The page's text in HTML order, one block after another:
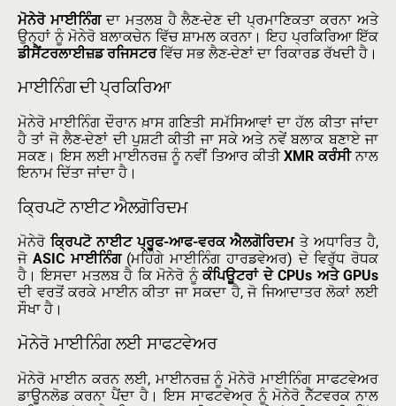
ਮੋਨੇਰੋ ਮਾਈਨਿੰਗਦਾ ਮਤਲਬ ਹੈ ਲੈਣ-ਦੇਣ ਦੀ ਪ੍ਰਮਾਣਿਕਤਾ ਕਰਨਾ ਅਤੇ
ਉਨ੍ਹਾਂ ਨੂੰ ਮੋਨੇਰੋ ਬਲਾਕਚੇਨ ਵਿੱਚ ਸ਼ਾਮਲ ਕਰਨਾ। ਇਹ ਪ੍ਰਕਿਰਿਆ ਇੱਕ
ਡੀਸੈਂਟਰਲਾਈਜ਼ਡ ਰਜਿਸਟਰਵਿੱਚ ਸਭ ਲੈਣ-ਦੇਣਾਂ ਦਾ ਰਿਕਾਰਡ ਰੱਖਦੀ ਹੈ।
ਮਾਈਨਿੰਗ ਦੀ ਪ੍ਰਕਿਰਿਆ
ਮੋਨੇਰੋ ਮਾਈਨਿੰਗ ਦੌਰਾਨ ਖ਼ਾਸ ਗਣਿਤੀ ਸਮੱਸਿਆਵਾਂ ਦਾ ਹੱਲ ਕੀਤਾ ਜਾਂਦਾ
ਹੈ ਤਾਂ ਜੋ ਲੈਣ-ਦੇਣਾਂ ਦੀ ਪੁਸ਼ਟੀ ਕੀਤੀ ਜਾ ਸਕੇ ਅਤੇ ਨਵੇਂ ਬਲਾਕ ਬਣਾਏ ਜਾ
ਸਕਣ। ਇਸ ਲਈ ਮਾਈਨਰਜ਼ ਨੂੰ ਨਵੀਂ ਤਿਆਰ ਕੀਤੀXMR ਕਰੰਸੀਨਾਲ
ਇਨਾਮ ਦਿੱਤਾ ਜਾਂਦਾ ਹੈ।
ਕ੍ਰਿਪਟੋ ਨਾਈਟ ਐਲਗੋਰਿਦਮ
ਮੋਨੇਰੋ ਕ੍ਰਿਪਟੋ ਨਾਈਟ ਪ੍ਰੂਫ-ਆਫ-ਵਰਕ ਐਲਗੋਰਿਦਮਤੇ ਅਧਾਰਿਤ ਹੈ,
ਜੋ ASIC ਮਾਈਨਿੰਗ(ਮਹਿੰਗੇ ਮਾਈਨਿੰਗ ਹਾਰਡਵੇਅਰ) ਦੇ ਵਿਰੁੱਧ ਰੋਧਕ
ਹੈ। ਇਸਦਾ ਮਤਲਬ ਹੈ ਕਿ ਮੋਨੇਰੋ ਨੂੰਕੰਪਿਊਟਰਾਂ ਦੇ CPUs ਅਤੇ GPUs
ਦੀ ਵਰਤੋਂ ਕਰਕੇ ਮਾਈਨ ਕੀਤਾ ਜਾ ਸਕਦਾ ਹੈ, ਜੋ ਜਿਆਦਾਤਰ ਲੋਕਾਂ ਲਈ
ਸੌਖਾ ਹੈ।
ਮੋਨੇਰੋ ਮਾਈਨਿੰਗ ਲਈ ਸਾਫਟਵੇਅਰ
ਮੋਨੇਰੋ ਮਾਈਨ ਕਰਨ ਲਈ, ਮਾਈਨਰਜ਼ ਨੂੰ ਮੋਨੇਰੋ ਮਾਈਨਿੰਗ ਸਾਫਟਵੇਅਰ
ਡਾਊਨਲੋਡ ਕਰਨਾ ਪੈਂਦਾ ਹੈ। ਇਸ ਸਾਫਟਵੇਅਰ ਨੂੰ ਮੋਨੇਰੋ ਨੈੱਟਵਰਕ ਨਾਲ